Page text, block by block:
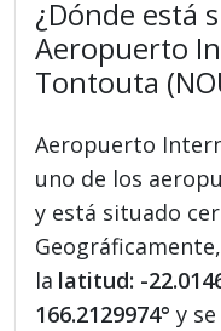
¿Dónde está
Aeropuerto
Tontouta
Aeropuerto
uno de los
y está situado
la latitud: -
166.2129974° y